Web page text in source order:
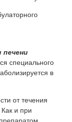
печени
специального
в
от течения
и при